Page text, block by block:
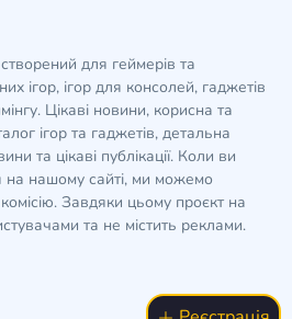
для геймерів та
ігор, ігор для консолей, гаджетів
Цікаві новини, корисна та
ігор та гаджетів, детальна
та цікаві публікації. Коли ви
на нашому сайті, ми можемо
Завдяки цьому проєкт на
та не містить реклами.